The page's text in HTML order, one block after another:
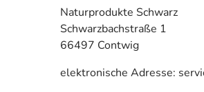
Naturprodukte Schwarz
Schwarzbachstraße 1
66497 Contwig
elektronische Adresse: